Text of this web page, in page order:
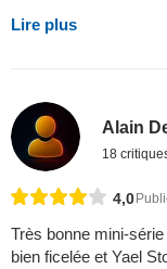
Lire plus
Alain
18
4,0
Très bonne mini-
bien ficelée et Yael